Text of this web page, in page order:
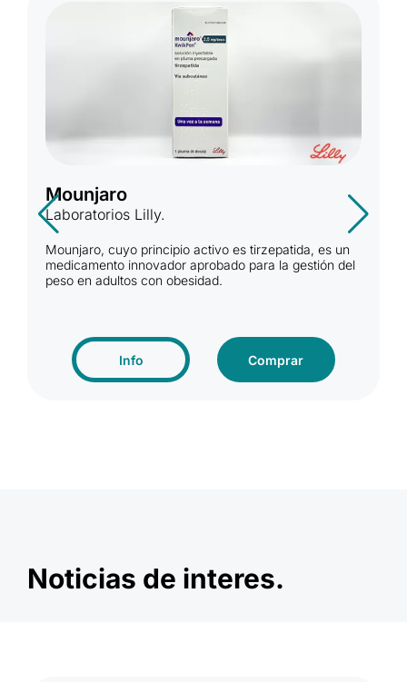
Mounjaro
Laboratorios Lilly.
Mounjaro, cuyo principio activo es tirzepatida, es un
medicamento innovador aprobado para la gestión del
peso en adultos con obesidad.
Info Comprar
Noticias de interes.